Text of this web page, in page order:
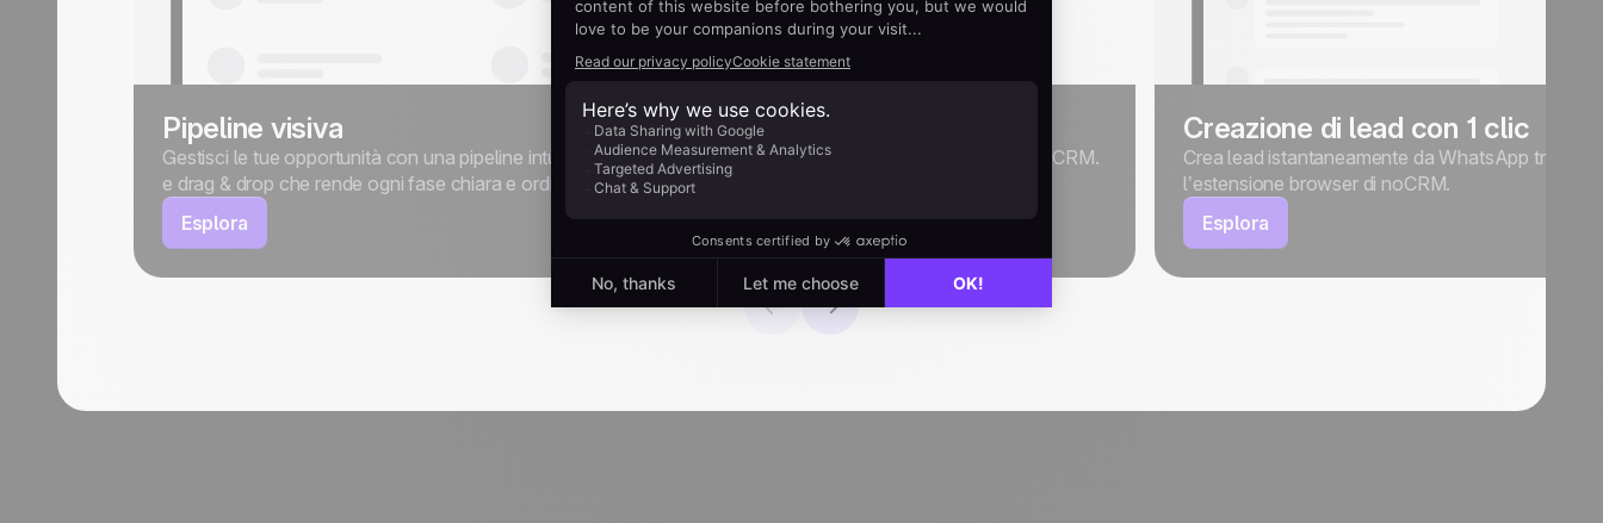
Pipeline visiva
Gestisci le tue opportunità con una pipeline intuitiva
e drag & drop che rende ogni fase chiara e ordinata.
Esplora
Sincronizzazione email
Invia, pianifica e ricevi mail direttamente in noCRM.
Esplora
Creazione di lead con 1 clic
Crea lead istantaneamente da WhatsApp tramite
l’estensione browser di noCRM.
Esplora